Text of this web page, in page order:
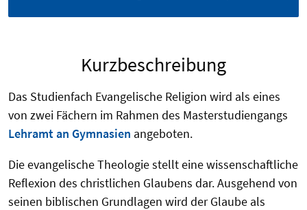
Kurzbeschreibung
Das Studienfach Evangelische Religion wird als eines
von zwei Fächern im Rahmen des Masterstudiengangs
Lehramt an Gymnasien angeboten.
Die evangelische Theologie stellt eine wissenschaftliche
Reflexion des christlichen Glaubens dar. Ausgehend von
seinen biblischen Grundlagen wird der Glaube als